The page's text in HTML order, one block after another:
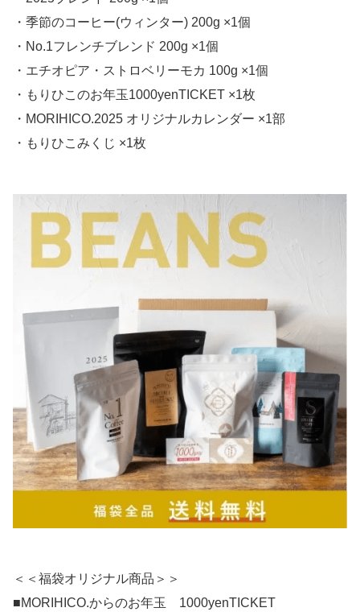
・季節のコーヒー(ウィンター) 200g ×1個
・No.1フレンチブレンド 200g ×1個
・エチオピア・ストロベリーモカ 100g ×1個
・もりひこのお年玉1000yenTICKET ×1枚
・MORIHICO.2025 オリジナルカレンダー ×1部
・もりひこみくじ ×1枚
＜＜福袋オリジナル商品＞＞
■MORIHICO.からのお年玉 1000yenTICKET